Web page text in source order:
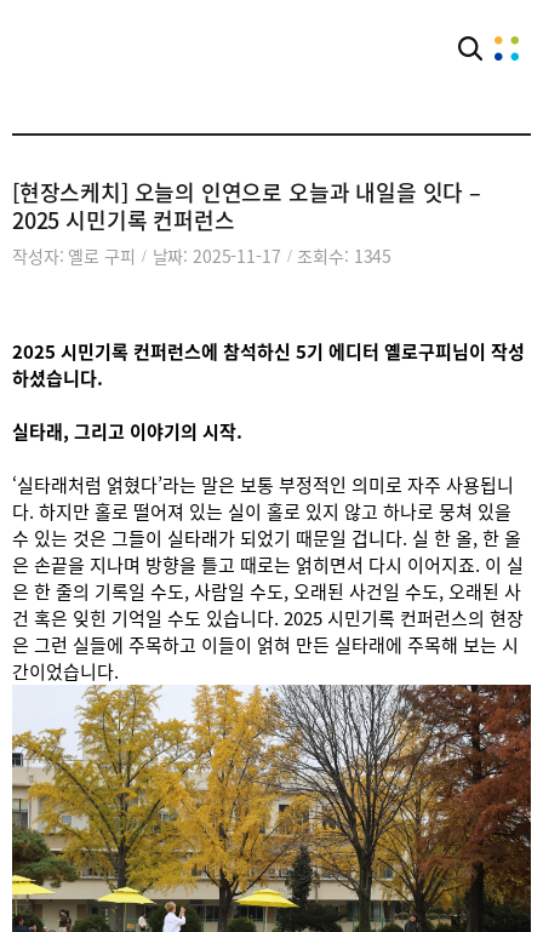
[현장스케치] 오늘의 인연으로 오늘과 내일을 잇다 –
2025 시민기록 컨퍼런스
작성자: 옐로 구피 / 날짜: 2025-11-17 / 조회수: 1345
2025 시민기록 컨퍼런스에 참석하신 5기 에디터 옐로구피님이 작성
하셨습니다.
실타래, 그리고 이야기의 시작.
‘실타래처럼 얽혔다’라는 말은 보통 부정적인 의미로 자주 사용됩니
다. 하지만 홀로 떨어져 있는 실이 홀로 있지 않고 하나로 뭉쳐 있을
수 있는 것은 그들이 실타래가 되었기 때문일 겁니다. 실 한 올, 한 올
은 손끝을 지나며 방향을 틀고 때로는 얽히면서 다시 이어지죠. 이 실
은 한 줄의 기록일 수도, 사람일 수도, 오래된 사건일 수도, 오래된 사
건 혹은 잊힌 기억일 수도 있습니다. 2025 시민기록 컨퍼런스의 현장
은 그런 실들에 주목하고 이들이 얽혀 만든 실타래에 주목해 보는 시
간이었습니다.